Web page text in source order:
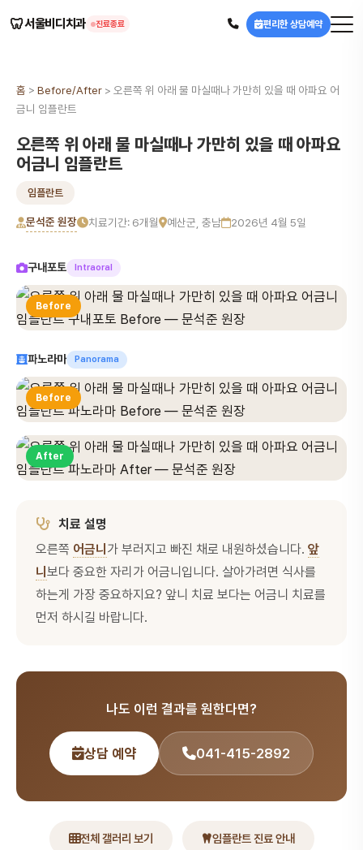
🦷서울비디치과 진료종료 편리한 상담예약
홈 > Before/After > 오른쪽 위 아래 물 마실때나 가만히 있을 때 아파요 어
금니 임플란트
오른쪽 위 아래 물 마실때나 가만히 있을 때 아파요
어금니 임플란트
임플란트
문석준 원장 치료기간: 6개월 예산군, 충남 2026년 4월 5일
구내포토 Intraoral
Before
파노라마 Panorama
Before
After
치료 설명
오른쪽 어금니 가 부러지고 빠진 채로 내원하셨습니다. 앞
니 보다 중요한 자리가 어금니입니다. 살아가려면 식사를
하는게 가장 중요하지요? 앞니 치료 보다는 어금니 치료를
먼저 하시길 바랍니다.
나도 이런 결과를 원한다면?
상담 예약 041-415-2892
전체 갤러리 보기 임플란트 진료 안내